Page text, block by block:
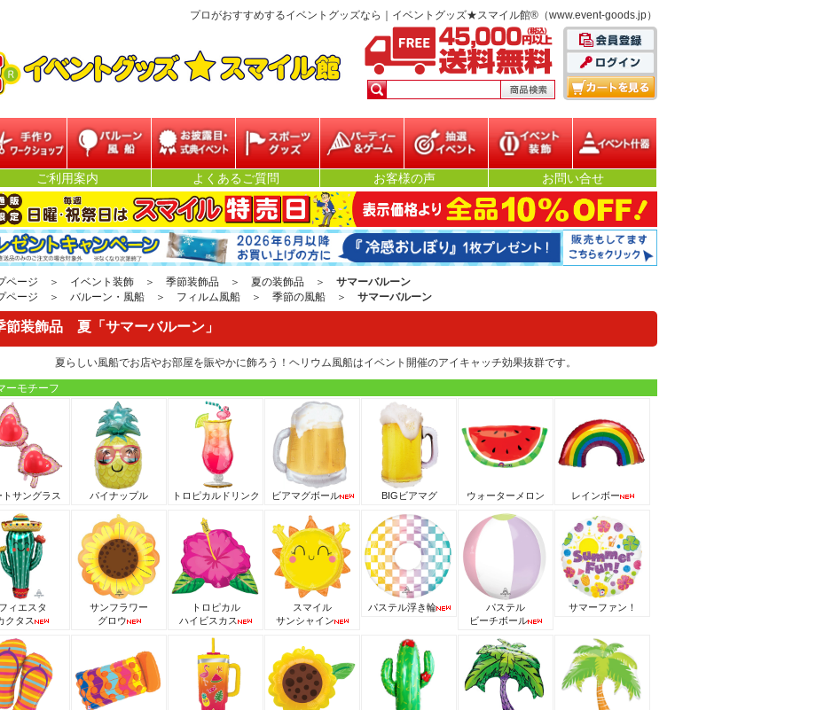
プロがおすすめするイベントグッズなら｜イベントグッズ★スマイル館®（www.event-goods.jp）
加型イベント バルーン・風船
お披露目・式典イ
ベント
スポーツグッズ
パーティー&ゲー
ム
抽選イベント イベント装飾 イベント什器
ご利用案内 よくあるご質問 お客様の声 お問い合せ
ページ ＞ イベント装飾 ＞ 季節装飾品 ＞ 夏の装飾品 ＞ サマーバルーン
ページ ＞ バルーン・風船 ＞ フィルム風船 ＞ 季節の風船 ＞ サマーバルーン
節装飾品 夏「サマーバルーン」
夏らしい風船でお店やお部屋を賑やかに飾ろう！ヘリウム風船はイベント開催のアイキャッチ効果抜群です。
ーモチーフ
トサングラス パイナップル トロピカルドリンク ビアマグボール BIGビアマグ ウォーターメロン レインボー
フィエスタ
クタス
サンフラワー
グロウ
トロピカル
ハイビスカス
スマイル
サンシャイン
パステル浮き輪
パステル
ビーチボール
サマーファン！